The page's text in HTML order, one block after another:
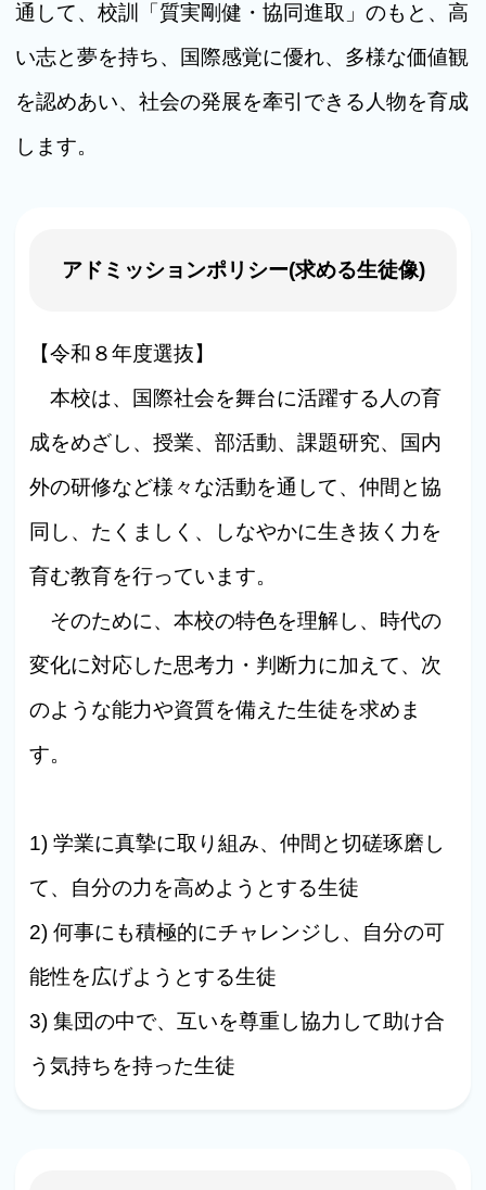
通して、校訓「質実剛健・協同進取」のもと、高
い志と夢を持ち、国際感覚に優れ、多様な価値観
を認めあい、社会の発展を牽引できる人物を育成
します。
アドミッションポリシー(求める生徒像)
【令和８年度選抜】
本校は、国際社会を舞台に活躍する人の育
成をめざし、授業、部活動、課題研究、国内
外の研修など様々な活動を通して、仲間と協
同し、たくましく、しなやかに生き抜く力を
育む教育を行っています。
そのために、本校の特色を理解し、時代の
変化に対応した思考力・判断力に加えて、次
のような能力や資質を備えた生徒を求めま
す。
1) 学業に真摯に取り組み、仲間と切磋琢磨し
て、自分の力を高めようとする生徒
2) 何事にも積極的にチャレンジし、自分の可
能性を広げようとする生徒
3) 集団の中で、互いを尊重し協力して助け合
う気持ちを持った生徒